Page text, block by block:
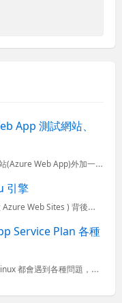
App 測試網站、
架設一個測試網站，最常見的需求就是一個網站(Azure Web App)外加一個資料庫(Azure SQL Database)，如果有檔案儲存需求，頂多就再加一個儲存體帳戶(Azure Storage
引擎
很多人可能不知道 Azure Web App ( 之前叫做 Azure Web Sites ) 背後有個強大的管理工具叫做 “Kudu”，這個 Kudu 引擎可以用來管理 Azure Web App ...
Service Plan 各種
我每次需要部署網站到 App Service Plan on Linux 都會遇到各種問題，所以我大部分都會選擇 Windows 平台來部署網站應用程式，因為我對 IIS 非常熟悉，所以遇到問題通常都